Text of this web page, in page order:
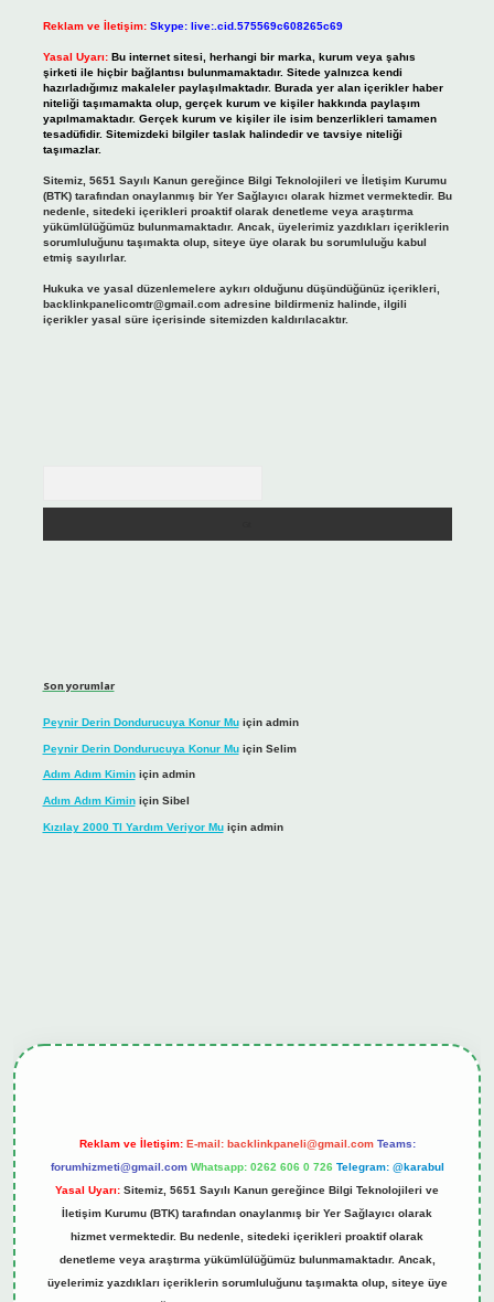
Reklam ve İletişim: Skype: live:.cid.575569c608265c69
Yasal Uyarı: Bu internet sitesi, herhangi bir marka, kurum veya şahıs
şirketi ile hiçbir bağlantısı bulunmamaktadır. Sitede yalnızca kendi
hazırladığımız makaleler paylaşılmaktadır. Burada yer alan içerikler haber
niteliği taşımamakta olup, gerçek kurum ve kişiler hakkında paylaşım
yapılmamaktadır. Gerçek kurum ve kişiler ile isim benzerlikleri tamamen
tesadüfidir. Sitemizdeki bilgiler taslak halindedir ve tavsiye niteliği
taşımazlar.
Sitemiz, 5651 Sayılı Kanun gereğince Bilgi Teknolojileri ve İletişim Kurumu
(BTK) tarafından onaylanmış bir Yer Sağlayıcı olarak hizmet vermektedir. Bu
nedenle, sitedeki içerikleri proaktif olarak denetleme veya araştırma
yükümlülüğümüz bulunmamaktadır. Ancak, üyelerimiz yazdıkları içeriklerin
sorumluluğunu taşımakta olup, siteye üye olarak bu sorumluluğu kabul
etmiş sayılırlar.
Hukuka ve yasal düzenlemelere aykırı olduğunu düşündüğünüz içerikleri,
backlinkpanelicomtr@gmail.comadresine bildirmeniz halinde, ilgili
içerikler yasal süre içerisinde sitemizden kaldırılacaktır.
Son yorumlar
Peynir Derin Dondurucuya Konur Muiçin admin
Peynir Derin Dondurucuya Konur Muiçin Selim
Adım Adım Kiminiçin admin
Adım Adım Kiminiçin Sibel
Kızılay 2000 Tl Yardım Veriyor Muiçin admin
Reklam ve İletişim: E-mail: backlinkpaneli@gmail.com Teams:
forumhizmeti@gmail.com Whatsapp: 0262 606 0 726 Telegram: @karabul
Yasal Uyarı: Sitemiz, 5651 Sayılı Kanun gereğince Bilgi Teknolojileri ve
İletişim Kurumu (BTK) tarafından onaylanmış bir Yer Sağlayıcı olarak
hizmet vermektedir. Bu nedenle, sitedeki içerikleri proaktif olarak
denetleme veya araştırma yükümlülüğümüz bulunmamaktadır. Ancak,
üyelerimiz yazdıkları içeriklerin sorumluluğunu taşımakta olup, siteye üye